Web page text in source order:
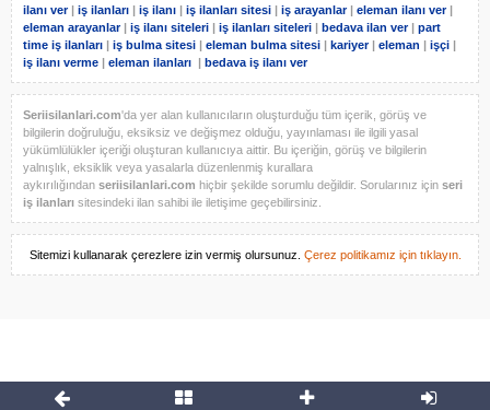
ilanı ver| iş ilanları | iş ilanı | iş ilanları sitesi | iş arayanlar| eleman ilanı ver|
eleman arayanlar| iş ilanı siteleri | iş ilanları siteleri | bedava ilan ver| part
time iş ilanları | iş bulma sitesi | eleman bulma sitesi | kariyer| eleman | işçi |
iş ilanı verme | eleman ilanları | bedava iş ilanı ver
Seriisilanlari.com'da yer alan kullanıcıların oluşturduğu tüm içerik, görüş ve
bilgilerin doğruluğu, eksiksiz ve değişmez olduğu, yayınlaması ile ilgili yasal
yükümlülükler içeriği oluşturan kullanıcıya aittir. Bu içeriğin, görüş ve bilgilerin
yalnışlık, eksiklik veya yasalarla düzenlenmiş kurallara
aykırılığından seriisilanlari.com hiçbir şekilde sorumlu değildir. Sorularınız için seri
iş ilanları sitesindeki ilan sahibi ile iletişime geçebilirsiniz.
Sitemizi kullanarak çerezlere izin vermiş olursunuz. Çerez politikamız için tıklayın.